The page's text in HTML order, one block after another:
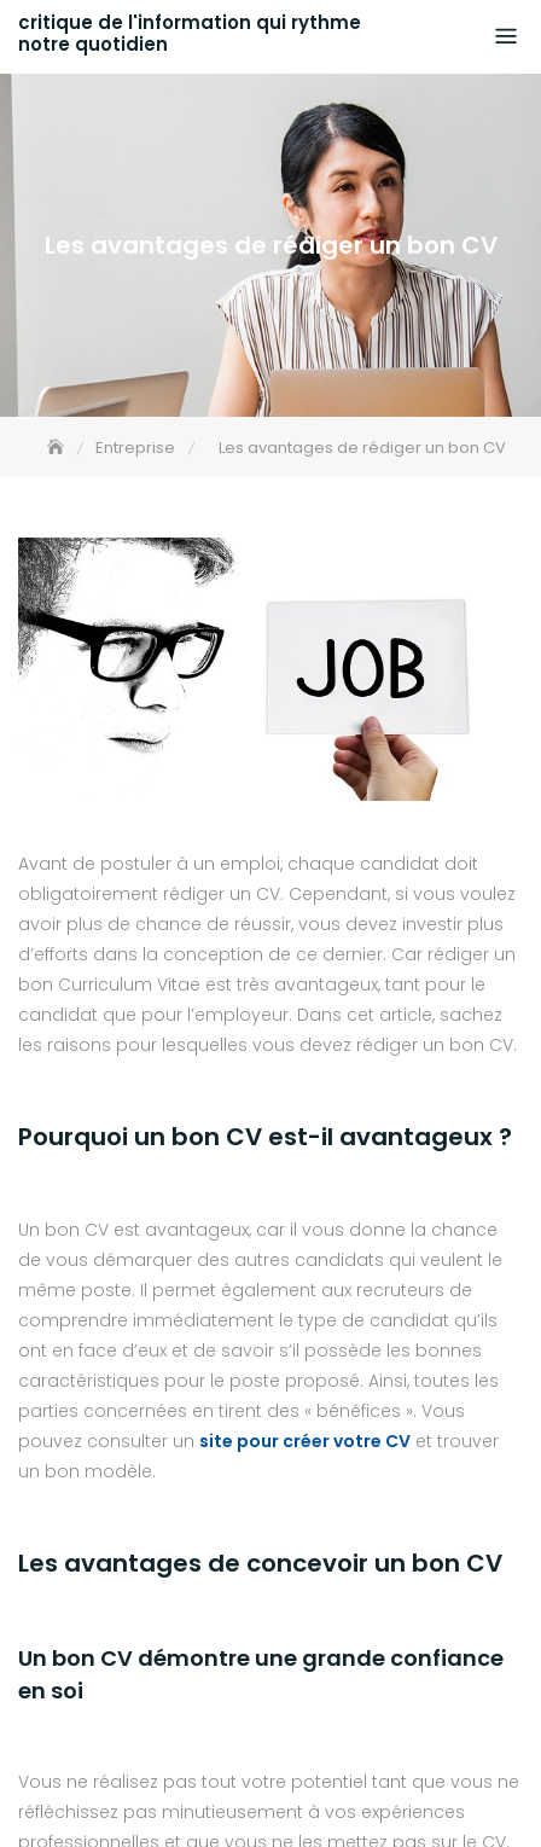
Skip
content
critique de l'information qui rythme
notre quotidien
Les avantages de rédiger un bon CV
Entreprise Les avantages de rédiger un bon CV
Avant de postuler à un emploi, chaque candidat doit
obligatoirement rédiger un CV. Cependant, si vous voulez
avoir plus de chance de réussir, vous devez investir plus
d’efforts dans la conception de ce dernier. Car rédiger un
bon Curriculum Vitae est très avantageux, tant pour le
candidat que pour l’employeur. Dans cet article, sachez
les raisons pour lesquelles vous devez rédiger un bon CV.
Pourquoi un bon CV est-il avantageux ?
Un bon CV est avantageux, car il vous donne la chance
de vous démarquer des autres candidats qui veulent le
même poste. Il permet également aux recruteurs de
comprendre immédiatement le type de candidat qu’ils
ont en face d’eux et de savoir s’il possède les bonnes
caractéristiques pour le poste proposé. Ainsi, toutes les
parties concernées en tirent des « bénéfices ». Vous
pouvez consulter un site pour créer votre CV et trouver
un bon modèle.
Les avantages de concevoir un bon CV
Un bon CV démontre une grande confiance
en soi
Vous ne réalisez pas tout votre potentiel tant que vous ne
réfléchissez pas minutieusement à vos expériences